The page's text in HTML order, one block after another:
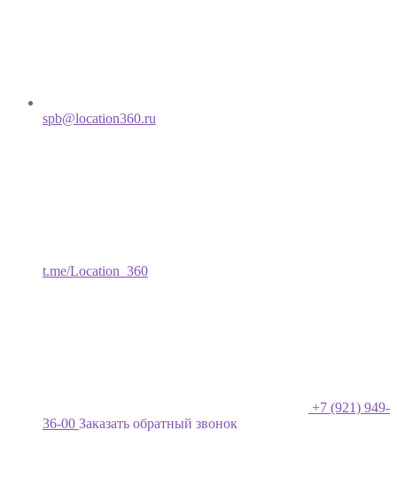
spb@location360.ru
t.me/Location_360
+7 (921) 949-
36-00 Заказать обратный звонок